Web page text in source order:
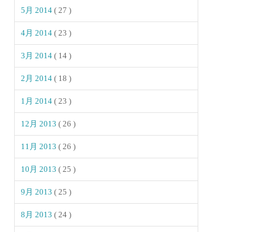
5月 2014( 27 )
4月 2014( 23 )
3月 2014( 14 )
2月 2014( 18 )
1月 2014( 23 )
12月 2013( 26 )
11月 2013( 26 )
10月 2013( 25 )
9月 2013( 25 )
8月 2013( 24 )